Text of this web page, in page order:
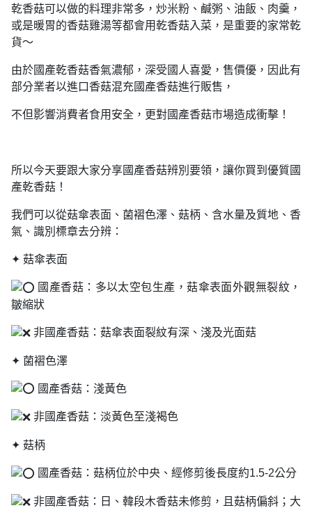
乾香菇可以做的料理非常多，炒米粉、鹹粥、油飯、肉羹，
或是暖胃的香菇雞湯等都會用乾香菇入菜，是重要的家常乾
貨～
由於國產乾香菇香氣濃郁，深受國人喜愛，售價優，因此有
部分業者以進口香菇混充國產香菇進行販售，
不但影響消費者食用安全，更對國產香菇市場造成衝擊！
所以今天要跟大家分享國產香菇辨別要領，讓你買到優質國
產乾香菇！
我們可以從菇傘表面、菌褶色澤、菇柄、含水量及質地、香
氣、識別標章去分辨：
✦ 菇傘表面
國產香菇：多以太空包生產，菇傘表面外觀無裂紋，
皺縮狀
非國產香菇：菇傘表面裂紋有深、淺及光面菇
✦ 菌褶色澤
國產香菇：淺黃色
非國產香菇：淡黃色至淺褐色
✦ 菇柄
國產香菇：菇柄位於中央、經修剪後長度約1.5-2公分
非國產香菇：日、韓段木香菇未修剪，且菇柄偏斜；大